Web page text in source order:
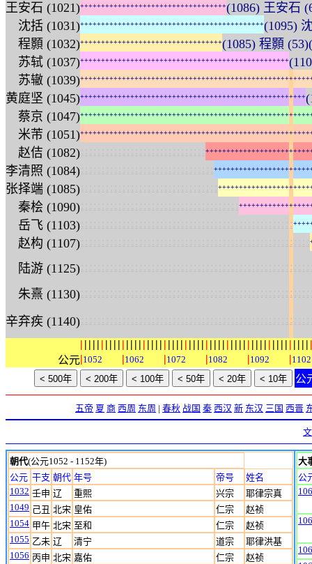
王安石 (1021)+++++++++++++++++++++++++++++++++++(1086) 王安石
沈括 (1031)++++++++++++++++++++++++++++++++++++++++++++(1095)
程顥 (1032)++++++++++++++++++++++++++++++++++(1085) 程顥 (53)(
苏轼 (1037)++++++++++++++++++++++++++++++++++++++++++++++++++
苏辙 (1039)+++++++++++++++++++++++++++++++++++++++++++++++++++++++
黄庭坚 (1045)++++++++++++++++++++++++++++++++++++++++++++++++++++++
蔡京 (1047)+++++++++++++++++++++++++++++++++++++++++++++++++++++++
米芾 (1051)+++++++++++++++++++++++++++++++++++++++++++++++++++++++
赵佶 (1082) +++++++++++++++++++++++++
李清照 (1084) +++++++++++++++++++++++
张择端 (1085) ++++++++++++++++++++++
秦桧 (1090) +++++++++++++++++
岳飞 (1103) :++++
赵构 (1107) :
陆游 (1125) :
朱熹 (1130) :
辛弃疾 (1140) :
| | | | | | | | | | | | | | | | | | | | | | | | | | | | | | | | | | | | | | | | | | | | | | | | | | | | | | | |
公元|1052 |1062 |1072 |1082 |1092 |1102
公
五帝 夏 商 西周 东周 | 春秋 战国 秦 西汉 新 东汉 三国 西晋
朝代(公元1052 - 1152年)
公元 干支 朝代 年号 帝号
姓名
1032 壬申 辽 重熙 兴宗
耶律宗真
1049 己丑 北宋 皇佑 仁宗
赵祯
1054 甲午 北宋 至和 仁宗
赵祯
1055 乙未 辽 清宁 道宗
耶律洪基
1056 丙申 北宋 嘉佑 仁宗
赵祯
大
公